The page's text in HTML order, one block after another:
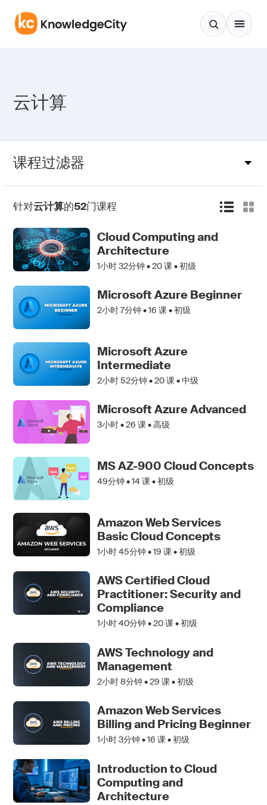
云计算
课程过滤器
针对云计算的52门课程
Cloud Computing and
Architecture
1小时 32分钟 •20课 • 初级
Microsoft Azure Beginner
2小时 7分钟 •16 课 • 初级
Microsoft Azure
Intermediate
2小时 52分钟 •20课 • 中级
Microsoft Azure Advanced
3小时 •26 课 • 高级
MS AZ-900 Cloud Concepts
49分钟 •14课 • 初级
Amazon Web Services
Basic Cloud Concepts
1小时 45分钟 •19 课 • 初级
AWS Certified Cloud
Practitioner: Security and
Compliance
1小时 40分钟 •20课 • 初级
AWS Technology and
Management
2小时 8分钟 •29 课 • 初级
Amazon Web Services
Billing and Pricing Beginner
1小时 3分钟 •16 课 • 初级
Introduction to Cloud
Computing and
Architecture